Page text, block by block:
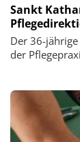
Sankt
Der 36-
der